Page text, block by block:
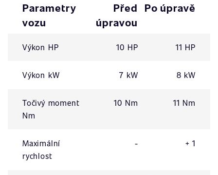
Parametry
vozu
Před
úpravou
Po úpravě
Výkon HP 10 HP 11 HP
Výkon kW 7 kW 8 kW
Točivý moment
Nm
10 Nm 11 Nm
Maximální
rychlost
- + 1